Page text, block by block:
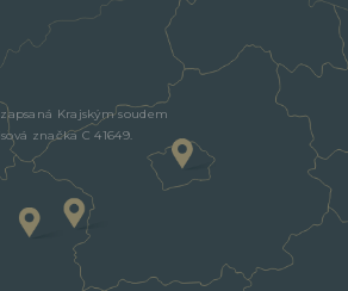
Krajským soudem
značka C 41649.